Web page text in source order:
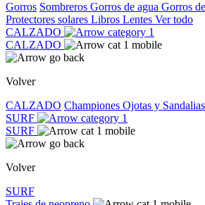
Gorros Sombreros Gorros de agua Gorros
Protectores solares Libros Lentes Ver todo
CALZADO
CALZADO
Volver
CALZADO Championes Ojotas y Sandalias
SURF
SURF
Volver
SURF